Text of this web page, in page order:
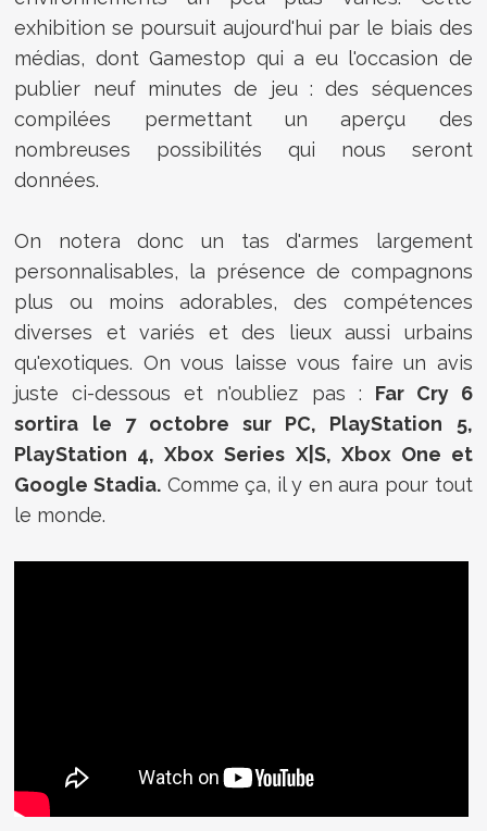
exhibition se poursuit aujourd'hui par le biais des
médias, dont Gamestop qui a eu l'occasion de
publier neuf minutes de jeu : des séquences
compilées permettant un aperçu des
nombreuses possibilités qui nous seront
données.
On notera donc un tas d'armes largement
personnalisables, la présence de compagnons
plus ou moins adorables, des compétences
diverses et variés et des lieux aussi urbains
qu'exotiques. On vous laisse vous faire un avis
juste ci-dessous et n'oubliez pas : Far Cry 6
sortira le 7 octobre sur PC, PlayStation 5,
PlayStation 4, Xbox Series X|S, Xbox One et
Google Stadia. Comme ça, il y en aura pour tout
le monde.